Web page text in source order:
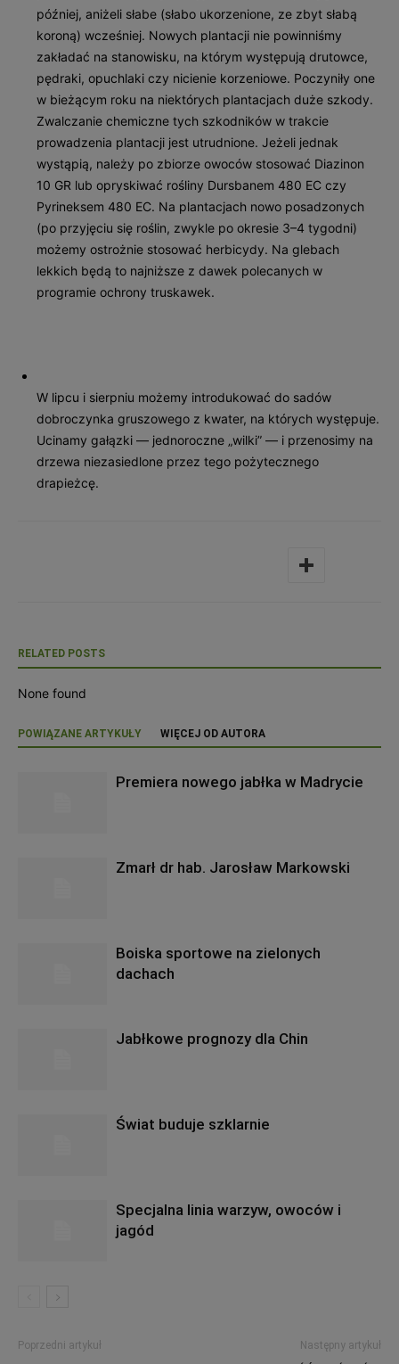
później, aniżeli słabe (słabo ukorzenione, ze zbyt słabą
koroną) wcześniej. Nowych plantacji nie powinniś­my
zakładać na stanowisku, na którym występują drutowce,
pędraki, opuchlaki czy nicienie korzeniowe. Poczyniły one
w bieżącym roku na niektórych plantacjach duże szkody.
Zwalczanie chemiczne tych szkodników w trakcie
prowadzenia plantacji jest utrudnione. Jeżeli jednak
wystąpią, należy po zbiorze owoców stosować Diazinon
10 GR lub opryskiwać rośliny Dursbanem 480 EC czy
Pyrineksem 480 EC. Na plantacjach nowo posadzonych
(po przyjęciu się roślin, zwykle po okresie 3–4 tygodni)
możemy ostrożnie stosować herbicydy. Na glebach
lekkich będą to najniższe z dawek polecanych w
programie ochrony truskawek.
W lipcu i sierpniu możemy introdukować do sadów
dobroczynka gruszowego z kwater, na których występuje.
Ucinamy gałązki — jednoroczne „wilki” — i przenosimy na
drzewa niezasiedlone przez tego pożytecznego
drapieżcę.
RELATED POSTS
None found
POWIĄZANE ARTYKUŁY WIĘCEJ OD AUTORA
Premiera nowego jabłka w Madrycie
Zmarł dr hab. Jarosław Markowski
Boiska sportowe na zielonych
dachach
Jabłkowe prognozy dla Chin
Świat buduje szklarnie
Specjalna linia warzyw, owoców i
jagód
Poprzedni artykuł Następny artykuł